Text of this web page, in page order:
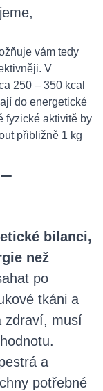
vám tedy
V
250 – 350 kcal
do energetické
fyzické aktivitě by
přibližně 1 kg
bilanci,
než
po
tkáni a
zdraví, musí
a
potřebné